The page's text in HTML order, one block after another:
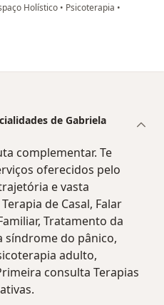
Holístico • Psicoterapia •
de Gabriela
complementar. Te
oferecidos pelo
e vasta
de Casal, Falar
Tratamento da
síndrome do pânico,
adulto,
consulta Terapias